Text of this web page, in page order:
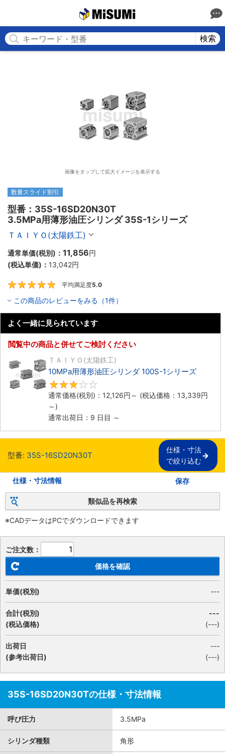
検索
画像をタップして拡大イメージを表示する
数量スライド割引
型番：35S-16SD20N30T
3.5MPa用薄形油圧シリンダ 35S-1シリーズ
ＴＡＩＹＯ(太陽鉄工)
通常単価(税別)： 11,856円
(税込単価)： 13,042円
平均満足度5.0
この商品のレビューをみる（1件）
よく一緒に見られています
閲覧中の商品と併せてご検討ください
ＴＡＩＹＯ(太陽鉄工)
10MPa用薄形油圧シリンダ 100S-1シリーズ
通常価格(税別)： 12,126円 ～ (税込価格： 13,339円
～)
通常出荷日：9 日目 ～
型番: 35S-16SD20N30T
仕様・寸法
で絞り込む
仕様・寸法情報 保存
類似品を再検索
※CADデータはPCでダウンロードできます
ご注文数：
価格を確認
単価(税別) ---
合計(税別)
(税込価格)
---
(---)
出荷日
(参考出荷日)
---
(---)
35S-16SD20N30Tの仕様・寸法情報
呼び圧力 3.5MPa
シリンダ種類 角形